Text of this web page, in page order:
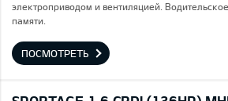
электроприводом и вентиляцией.
памяти.
ПОСМОТРЕТЬ